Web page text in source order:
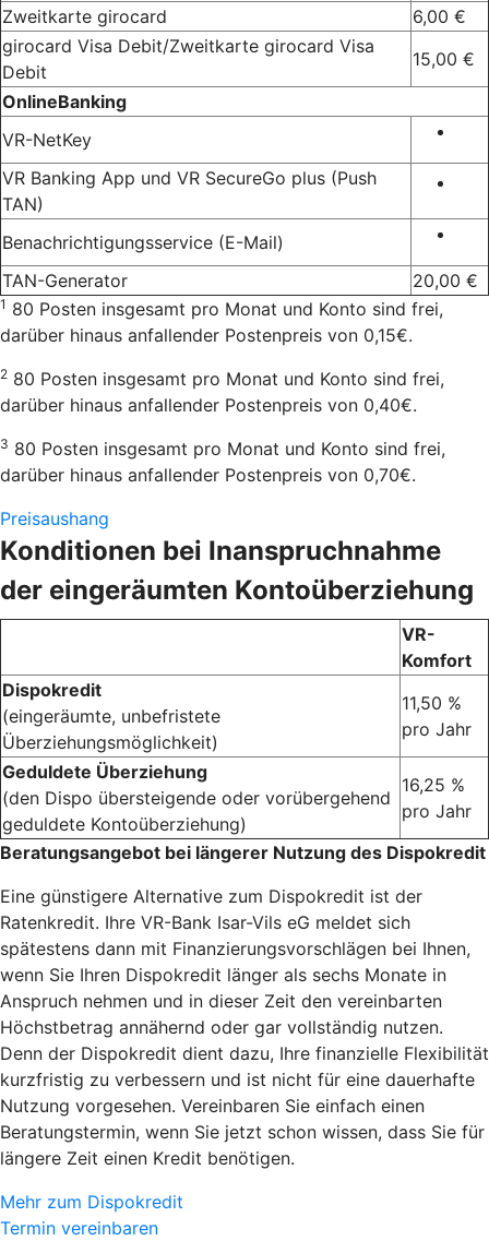
Zweitkarte girocard
6,00 €
girocard Visa Debit/Zweitkarte girocard Visa
Debit
15,00 €
OnlineBanking
VR-NetKey
VR Banking App und VR SecureGo plus (Push
TAN)
Benachrichtigungsservice (E-Mail)
TAN-Generator
20,00 €
1 80 Posten insgesamt pro Monat und Konto sind frei,
darüber hinaus anfallender Postenpreis von 0,15€.
2 80 Posten insgesamt pro Monat und Konto sind frei,
darüber hinaus anfallender Postenpreis von 0,40€.
3 80 Posten insgesamt pro Monat und Konto sind frei,
darüber hinaus anfallender Postenpreis von 0,70€.
Preisaushang
Konditionen bei Inanspruchnahme
der eingeräumten Kontoüberziehung
VR-
Komfort
Dispokredit
(eingeräumte, unbefristete
Überziehungsmöglichkeit)
11,50 %
pro Jahr
Geduldete Überziehung
(den Dispo übersteigende oder vorübergehend
geduldete Kontoüberziehung)
16,25 %
pro Jahr
Beratungsangebot bei längerer Nutzung des Dispokredit
Eine günstigere Alternative zum Dispokredit ist der
Ratenkredit. Ihre VR-Bank Isar-Vils eG meldet sich
spätestens dann mit Finanzierungsvorschlägen bei Ihnen,
wenn Sie Ihren Dispokredit länger als sechs Monate in
Anspruch nehmen und in dieser Zeit den vereinbarten
Höchstbetrag annähernd oder gar vollständig nutzen.
Denn der Dispokredit dient dazu, Ihre finanzielle Flexibilität
kurzfristig zu verbessern und ist nicht für eine dauerhafte
Nutzung vorgesehen. Vereinbaren Sie einfach einen
Beratungstermin, wenn Sie jetzt schon wissen, dass Sie für
längere Zeit einen Kredit benötigen.
Mehr zum Dispokredit
Termin vereinbaren